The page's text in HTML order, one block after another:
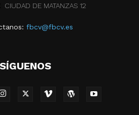
CIUDAD DE MATANZAS 12
fbcv@fbcv.es
SÍGUENOS